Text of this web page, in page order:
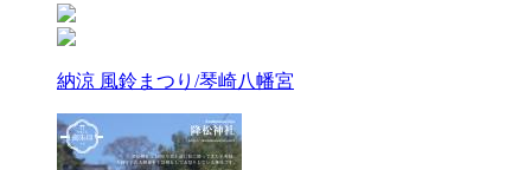
納涼 風鈴まつり/琴崎八幡宮